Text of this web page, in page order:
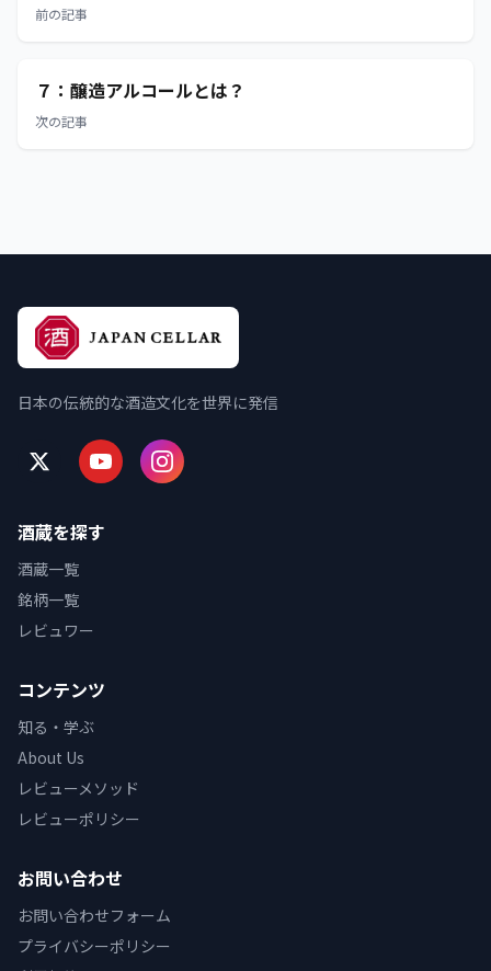
前の記事
７：醸造アルコールとは？
次の記事
日本の伝統的な酒造文化を世界に発信
酒蔵を探す
酒蔵一覧
銘柄一覧
レビュワー
コンテンツ
知る・学ぶ
About Us
レビューメソッド
レビューポリシー
お問い合わせ
お問い合わせフォーム
プライバシーポリシー